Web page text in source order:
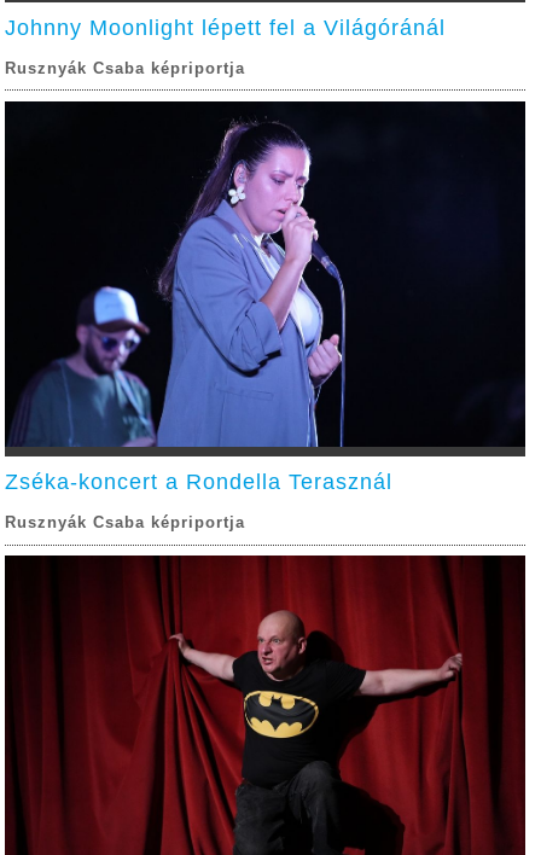
Johnny Moonlight lépett fel a Világóránál
Rusznyák Csaba képriportja
Zséka-koncert a Rondella Terasznál
Rusznyák Csaba képriportja